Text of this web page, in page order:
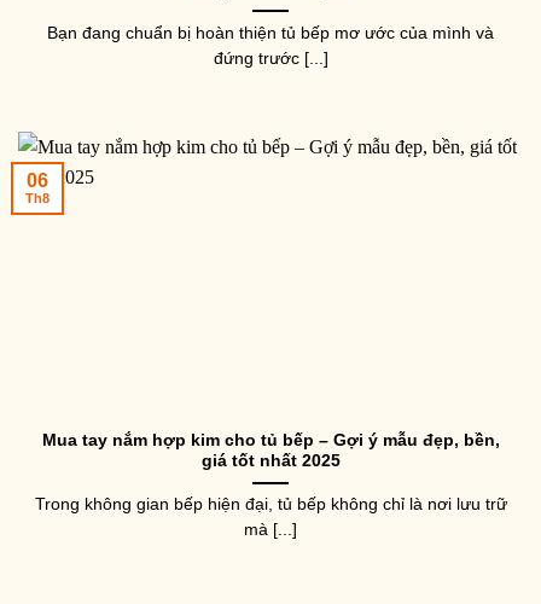
Bạn đang chuẩn bị hoàn thiện tủ bếp mơ ước của mình và
đứng trước [...]
Mua tay nắm hợp kim cho tủ bếp – Gợi ý mẫu đẹp, bền,
giá tốt nhất 2025
Trong không gian bếp hiện đại, tủ bếp không chỉ là nơi lưu trữ
mà [...]
06
Th8